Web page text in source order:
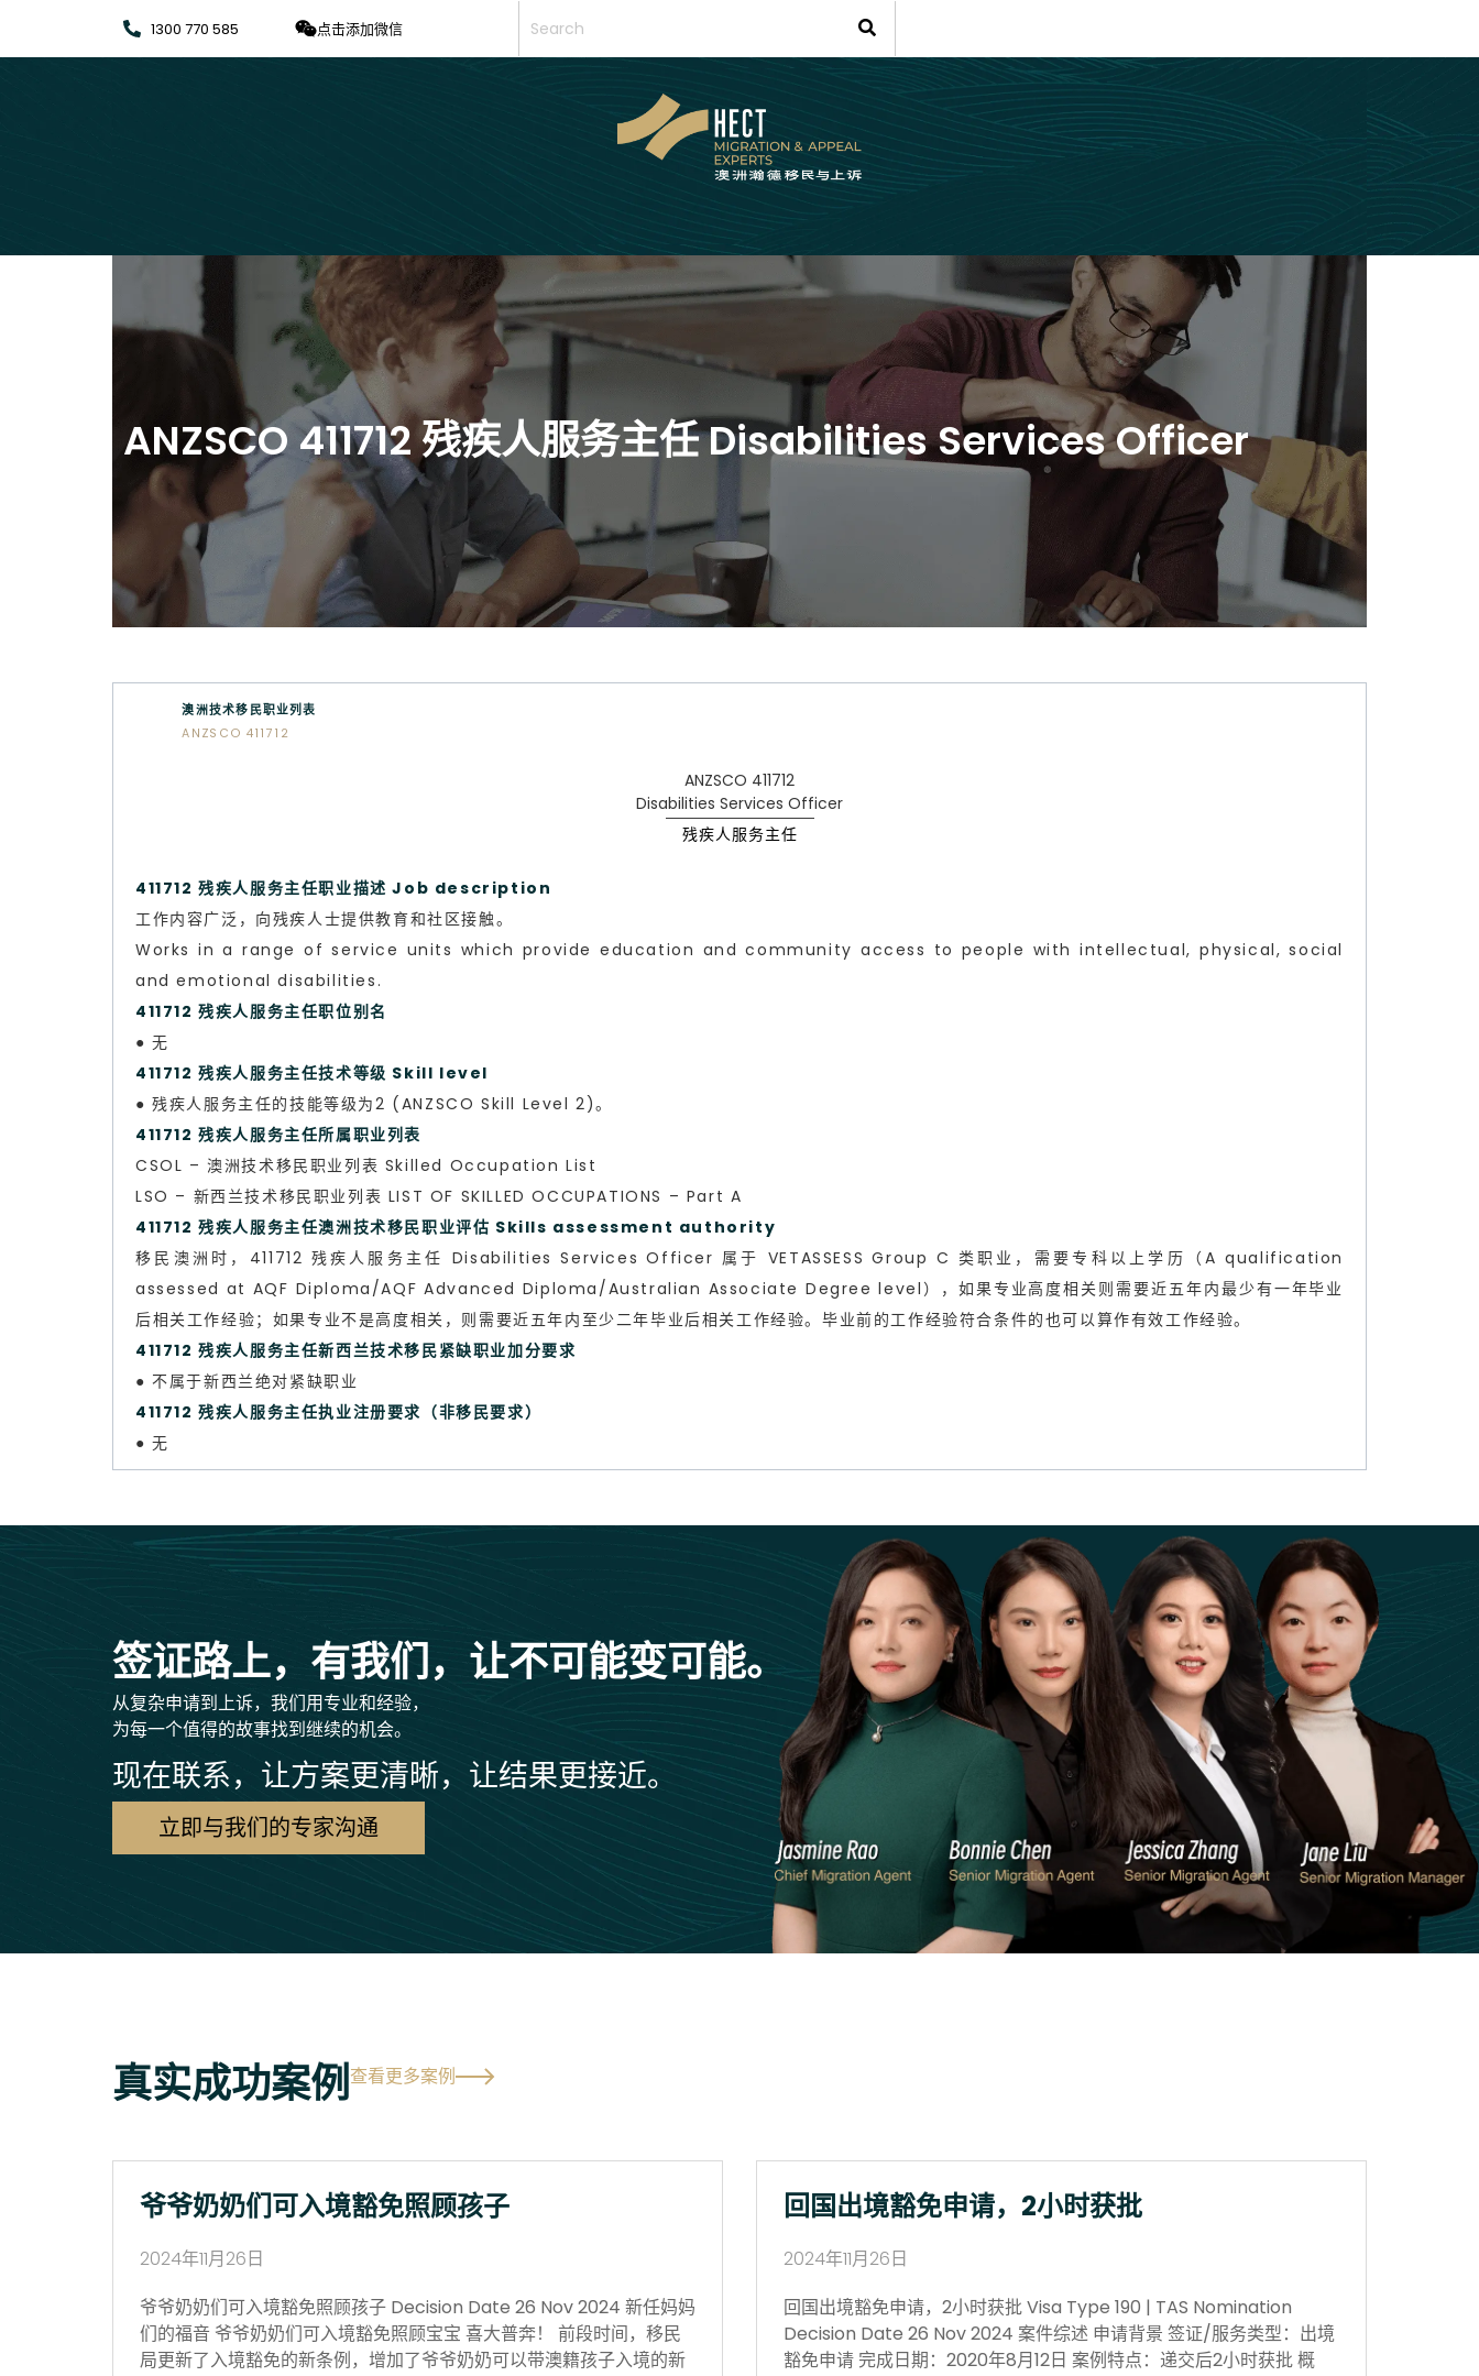
1300 770 585 点击添加微信
ANZSCO 411712 残疾人服务主任 Disabilities Services Officer
澳洲技术移民职业列表
ANZSCO 411712
ANZSCO 411712
Disabilities Services Officer
残疾人服务主任
411712 残疾人服务主任职业描述 Job description
工作内容广泛，向残疾人士提供教育和社区接触。
Works in a range of service units which provide education and community access to people with intellectual, physical, social
and emotional disabilities.
411712 残疾人服务主任职位别名
● 无
411712 残疾人服务主任技术等级 Skill level
● 残疾人服务主任的技能等级为2 (ANZSCO Skill Level 2)。
411712 残疾人服务主任所属职业列表
CSOL – 澳洲技术移民职业列表 Skilled Occupation List
LSO – 新西兰技术移民职业列表 LIST OF SKILLED OCCUPATIONS – Part A
411712 残疾人服务主任澳洲技术移民职业评估 Skills assessment authority
移民澳洲时，411712 残疾人服务主任 Disabilities Services Officer 属于 VETASSESS Group C 类职业，需要专科以上学历（A qualification
assessed at AQF Diploma/AQF Advanced Diploma/Australian Associate Degree level），如果专业高度相关则需要近五年内最少有一年毕业
后相关工作经验；如果专业不是高度相关，则需要近五年内至少二年毕业后相关工作经验。毕业前的工作经验符合条件的也可以算作有效工作经验。
411712 残疾人服务主任新西兰技术移民紧缺职业加分要求
● 不属于新西兰绝对紧缺职业
411712 残疾人服务主任执业注册要求（非移民要求）
● 无
签证路上，有我们，让不可能变可能。
从复杂申请到上诉，我们用专业和经验，
为每一个值得的故事找到继续的机会。
现在联系，让方案更清晰，让结果更接近。
立即与我们的专家沟通
真实成功案例查看更多案例
爷爷奶奶们可入境豁免照顾孩子
2024年11月26日
爷爷奶奶们可入境豁免照顾孩子 Decision Date 26 Nov 2024 新任妈妈
们的福音 爷爷奶奶们可入境豁免照顾宝宝 喜大普奔！ 前段时间，移民
局更新了入境豁免的新条例，增加了爷爷奶奶可以带澳籍孩子入境的新
回国出境豁免申请，2小时获批
2024年11月26日
回国出境豁免申请，2小时获批 Visa Type 190 | TAS Nomination
Decision Date 26 Nov 2024 案件综述 申请背景 签证/服务类型：出境
豁免申请 完成日期：2020年8月12日 案例特点：递交后2小时获批 概